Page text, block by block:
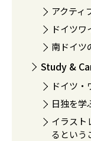
アクティ
ドイツワ
南ドイツ
Study &
ドイツ
日独を学
イラスト
るという